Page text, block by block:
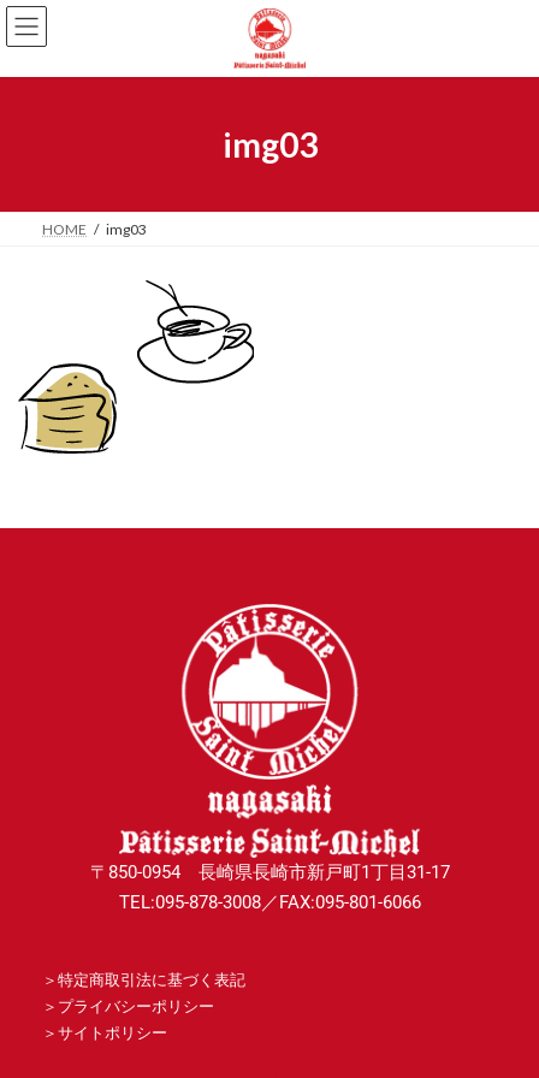
img03
HOME img03
〒850-0954 長崎県長崎市新戸町1丁目31-17
TEL:095-878-3008／FAX:095-801-6066
＞ 特定商取引法に基づく表記
＞ プライバシーポリシー
＞ サイトポリシー